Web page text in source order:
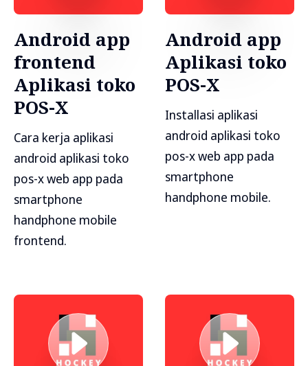
Android app
frontend
Aplikasi toko
POS-X
Cara kerja aplikasi
android aplikasi toko
pos-x web app pada
smartphone
handphone mobile
frontend.
Android app
Aplikasi toko
POS-X
Installasi aplikasi
android aplikasi toko
pos-x web app pada
smartphone
handphone mobile.